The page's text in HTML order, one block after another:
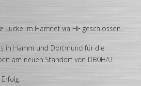
Lücke im Hamnet via HF geschlossen.
in Hamm und Dortmund für die
am neuen Standort von DB0HAT.